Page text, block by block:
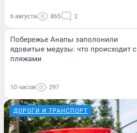
6 августа 865 2
Побережье Анапы заполонили
ядовитые медузы: что происходит с
пляжами
10 часов 297
ДОРОГИ И ТРАНСПОРТ